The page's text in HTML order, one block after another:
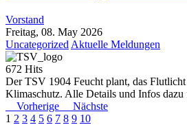
Vorstand
Freitag, 08. May 2026
Uncategorized Aktuelle Meldungen
672 Hits
Der TSV 1904 Feucht plant, das
Klimaschutz. Alle Details und Infos
Vorherige
Nächste
1 2 3 4 5 6 7 8 9 10